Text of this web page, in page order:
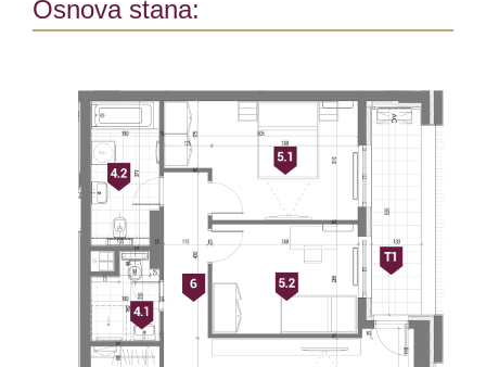
Osnova stana: